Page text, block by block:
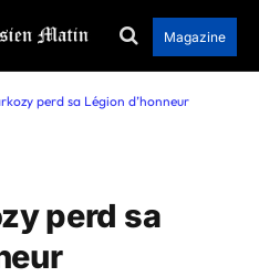
Magazine
perd sa Légion d’honneur
perd sa